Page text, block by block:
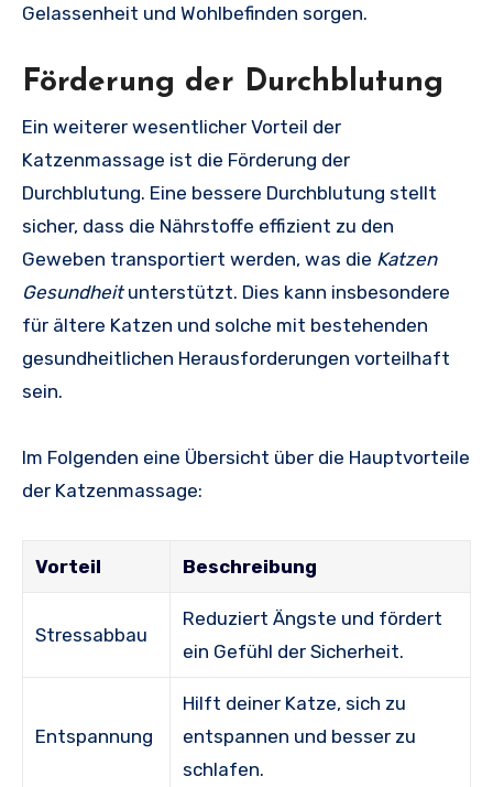
Gelassenheit und Wohlbefinden sorgen.
Förderung der Durchblutung
Ein weiterer wesentlicher Vorteil der
Katzenmassage ist die Förderung der
Durchblutung. Eine bessere Durchblutung stellt
sicher, dass die Nährstoffe effizient zu den
Geweben transportiert werden, was die Katzen
Gesundheitunterstützt. Dies kann insbesondere
für ältere Katzen und solche mit bestehenden
gesundheitlichen Herausforderungen vorteilhaft
sein.
Im Folgenden eine Übersicht über die Hauptvorteile
der Katzenmassage:
Vorteil Beschreibung
Stressabbau
Reduziert Ängste und fördert
ein Gefühl der Sicherheit.
Entspannung
Hilft deiner Katze, sich zu
entspannen und besser zu
schlafen.